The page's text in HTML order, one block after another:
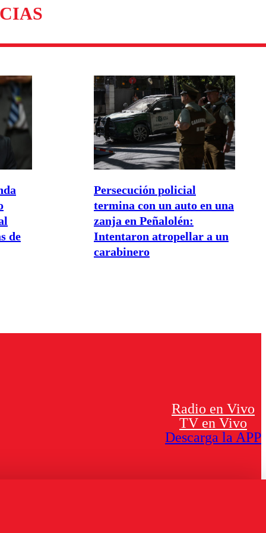
de
Persecución policial
termina con un auto en una
zanja en Peñalolén:
Intentaron atropellar a un
carabinero
Radio en Vivo
TV en Vivo
Descarga la APP